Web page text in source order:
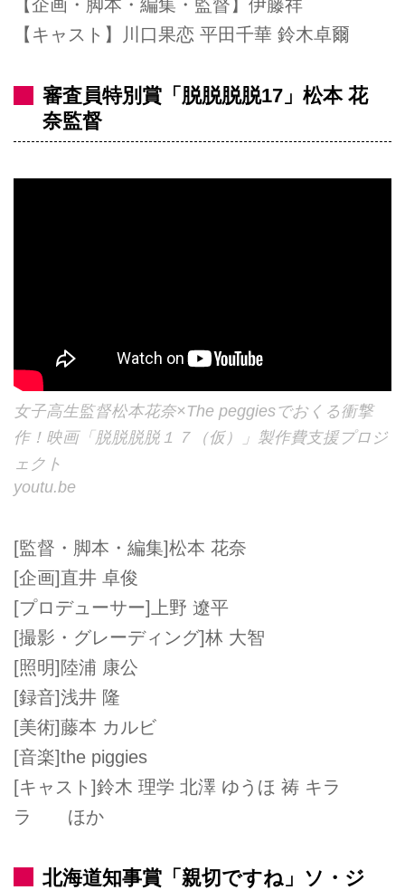
【企画・脚本・編集・監督】伊藤祥
【キャスト】川口果恋 平田千華 鈴木卓爾
審査員特別賞「脱脱脱脱17」松本 花
奈監督
女子高生監督松本花奈×The peggiesでおくる衝撃
作！映画「脱脱脱脱１７（仮）」製作費支援プロジ
ェクト
youtu.be
[監督・脚本・編集]松本 花奈
[企画]直井 卓俊
[プロデューサー]上野 遼平
[撮影・グレーディング]林 大智
[照明]陸浦 康公
[録音]浅井 隆
[美術]藤本 カルビ
[音楽]the piggies
[キャスト]鈴木 理学 北澤 ゆうほ 祷 キラ
ラ ほか
北海道知事賞「親切ですね」ソ・ジ